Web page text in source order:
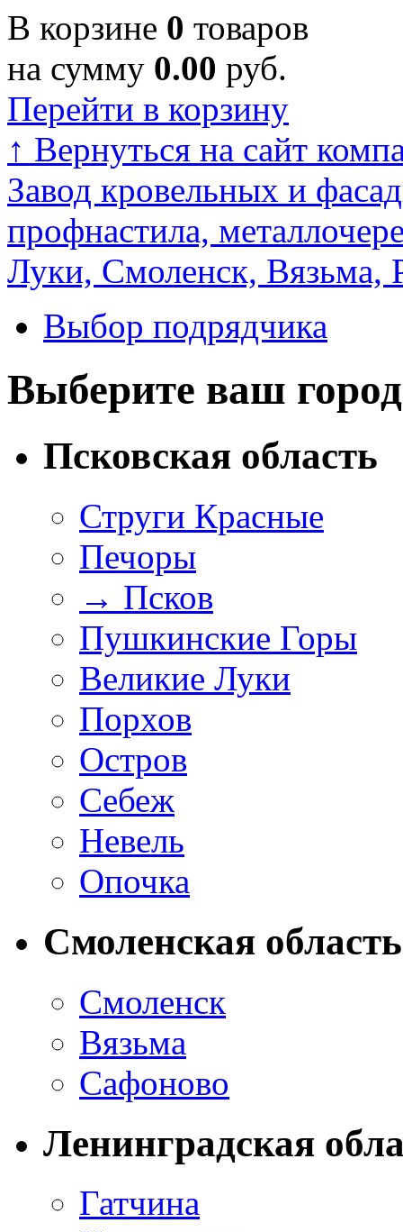
В корзине 0 товаров
на сумму 0.00 руб.
Перейти в корзину
↑ Вернуться на сайт
Завод кровельных и
профнастила,
Луки, Смоленск, Вязьма,
Выбор подрядчика
Выберите ваш город
Псковская область
Струги Красные
Печоры
→ Псков
Пушкинские Горы
Великие Луки
Порхов
Остров
Себеж
Невель
Опочка
Смоленская область
Смоленск
Вязьма
Сафоново
Ленинградская
Гатчина